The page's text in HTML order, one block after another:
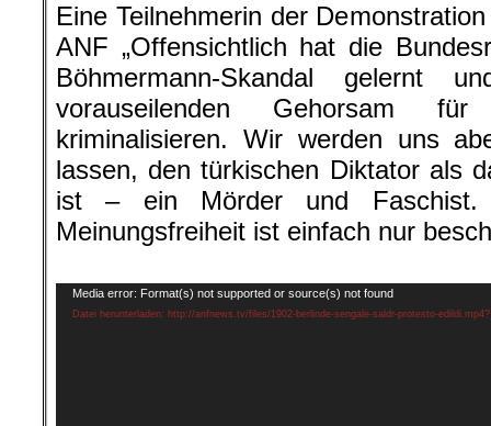
Eine Teilnehmerin der
ANF „Offensichtlich hat die
Böhmermann-Skandal gelernt
vorauseilenden Gehorsam für
kriminalisieren. Wir werden uns
lassen, den türkischen Diktator als
ist – ein Mörder und
Meinungsfreiheit ist einfach nur
Video-
Player
Media error: Format(s) not supported or source(s) not found
Datei herunterladen: http://anfnews.tv/files/1902-berlinde-sengale-saldr-protesto-